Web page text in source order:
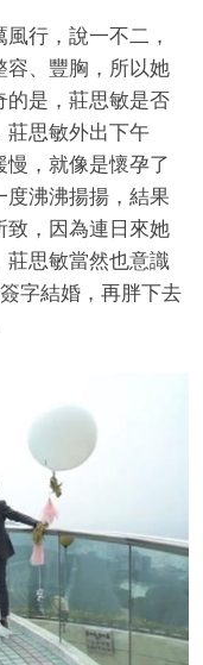
行，說一不二，
容、豐胸，所以她
的是，莊思敏是否
莊思敏外出下午
，就像是懷孕了
度沸沸揚揚，結果
致，因為連日來她
莊思敏當然也意識
字結婚，再胖下去